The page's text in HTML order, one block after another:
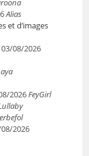
Alias
et d’images
03/08/2026
2026FeyGirl
2026